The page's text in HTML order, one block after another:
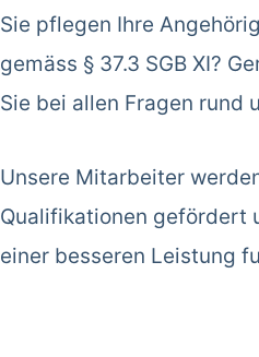
Sie pflegen Ihre
gemäss § 37.3 SGB XI?
Sie bei allen Fragen rund
Unsere Mitarbeiter
Qualifikationen gefördert
einer besseren Leistung